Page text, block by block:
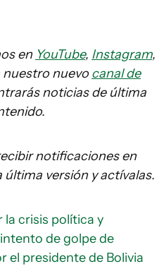
en YouTube, Instagram,
nuevo canal de
noticias de última
notificaciones en
versión y actívalas.
la crisis política y
de golpe de
el presidente de Bolivia